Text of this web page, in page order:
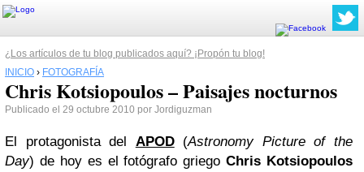
¿Los artículos de tu blog publicados aquí? ¡Propón tu blog!
INICIO › FOTOGRAFÍA
Chris Kotsiopoulos – Paisajes nocturnos
Publicado el 29 octubre 2010 por Jordiguzman
El protagonista del APOD(Astronomy Picture of the
Day) de hoy es el fotógrafo griegoChris Kotsiopoulos